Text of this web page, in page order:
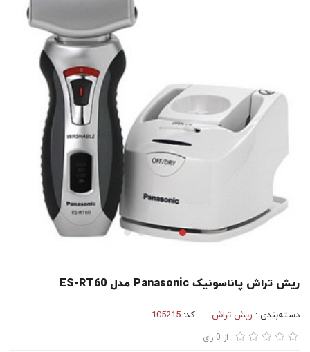
ریش تراش پاناسونیک Panasonic مدل ES-RT60
دسته‌بندی : ریش تراش کد: 105215
از 0 رای